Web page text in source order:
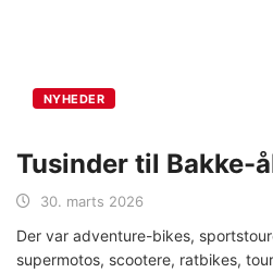
NYHEDER
Tusinder til Bakke-
30. marts 2026
Der var adventure-bikes,
supermotos, scootere, ratbikes,